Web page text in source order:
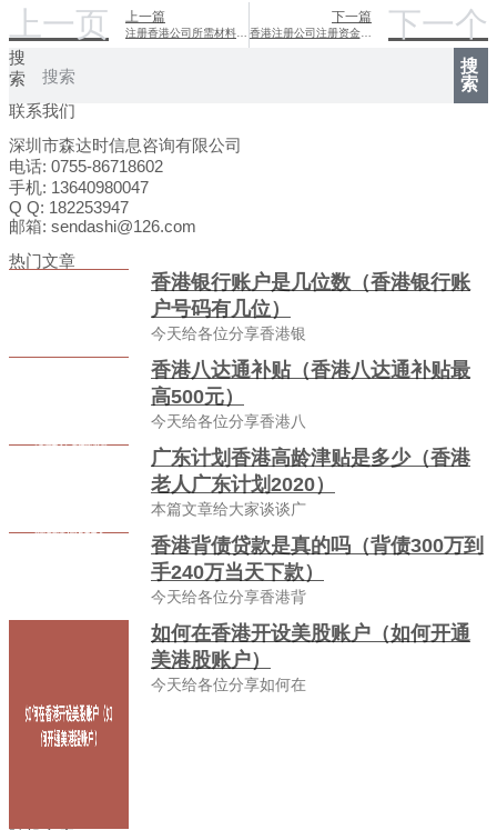
上一页 上一篇
注册香港公司所需材料详解
下一篇
香港注册公司注册资金要求详解 下一个
搜
索
搜
索
联系我们
深圳市森达时信息咨询有限公司
电话: 0755-86718602
手机: 13640980047
Q Q: 182253947
邮箱: sendashi@126.com
热门文章
香港银行账户是几位数（香港银行账
户号码有几位）
今天给各位分享香港银
香港八达通补贴（香港八达通补贴最
高500元）
今天给各位分享香港八
广东计划香港高龄津贴是多少（香港
老人广东计划2020）
本篇文章给大家谈谈广
香港背债贷款是真的吗（背债300万到
手240万当天下款）
今天给各位分享香港背
如何在香港开设美股账户（如何开通
美港股账户）
今天给各位分享如何在